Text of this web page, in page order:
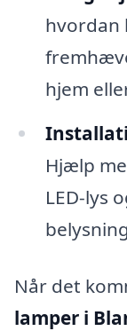
hvordan
hjem
Hjælp
LED-lys
Når det
lamper i